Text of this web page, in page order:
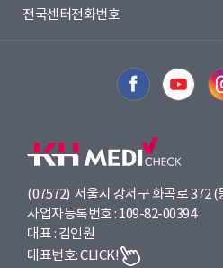
전국센터전화번호
(07572) 서울시 강서구 화곡로 372 (
사업자등록번호 : 109-82-00394
대표 : 김인원
대표번호:CLICK!